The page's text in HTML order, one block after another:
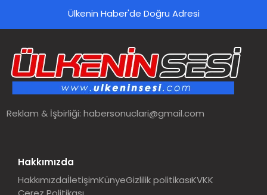
Ülkenin Haber'de Doğru Adresi
Reklam & İşbirliği:habersonuclari@gmail.com
Hakkımızda
HakkımızdaİletişimKünyeGizlilik politikasıKVKK